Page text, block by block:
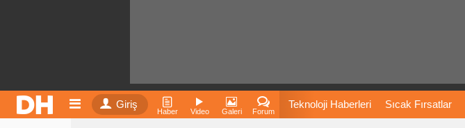
Giriş
Haber Video Galeri Forum
Teknoloji Haberleri Sıcak Fırsatlar